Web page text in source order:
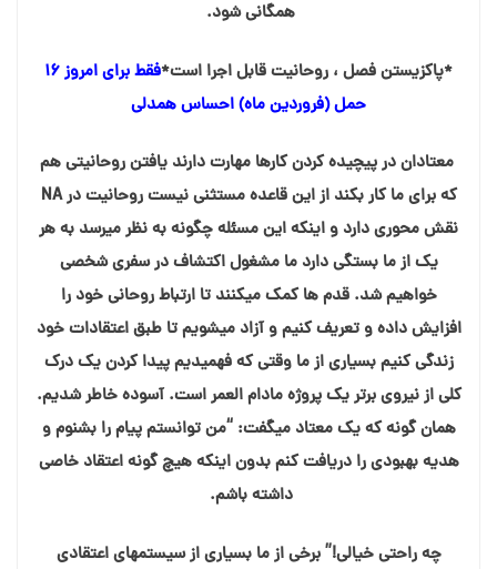
همگانی شود.
*پاکزیستن فصل ، روحانیت قابل اجرا است*
فقط برای امروز ۱۶
حمل (فروردین ماه) احساس همدلی
معتادان در پیچیده کردن کارها مهارت دارند یافتن روحانیتی هم
که برای ما کار بکند از این قاعده مستثنی نیست روحانیت در NA
نقش محوری دارد و اینکه این مسئله چگونه به نظر میرسد به هر
یک از ما بستگی دارد ما مشغول اکتشاف در سفری شخصی
خواهیم شد. قدم ها کمک میکنند تا ارتباط روحانی خود را
افزایش داده و تعریف کنیم و آزاد میشویم تا طبق اعتقادات خود
زندگی کنیم بسیاری از ما وقتی که فهمیدیم پیدا کردن یک درک
کلی از نیروی برتر یک پروژه مادام العمر است. آسوده خاطر شدیم.
همان گونه که یک معتاد میگفت: “من توانستم پیام را بشنوم و
هدیه بهبودی را دریافت کنم بدون اینکه هیچ گونه اعتقاد خاصی
داشته باشم.
چه راحتی خیالی!” برخی از ما بسیاری از سیستمهای اعتقادی